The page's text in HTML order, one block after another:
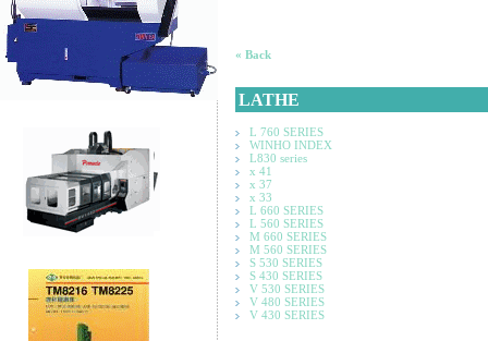
« Back
LATHE
L 760 SERIES
WINHO INDEX
L830 series
x 41
x 37
x 33
L 660 SERIES
L 560 SERIES
M 660 SERIES
M 560 SERIES
S 530 SERIES
S 430 SERIES
V 530 SERIES
V 480 SERIES
V 430 SERIES